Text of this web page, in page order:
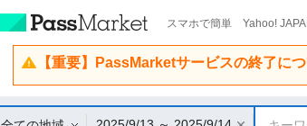
スマホで簡単 Yahoo!
【重要】PassMarketサービスの終了に